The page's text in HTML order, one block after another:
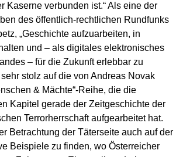
Kaserne verbunden ist.“ Als eine der
des öffentlich-rechtlichen Rundfunks
„Geschichte aufzuarbeiten, in
und – als digitales elektronisches
– für die Zukunft erlebbar zu
stolz auf die von Andreas Novak
& Mächte“-Reihe, die die
Kapitel gerade der Zeitgeschichte der
Terrorherrschaft aufgearbeitet hat.
Betrachtung der Täterseite auch auf der
Beispiele zu finden, wo Österreicher